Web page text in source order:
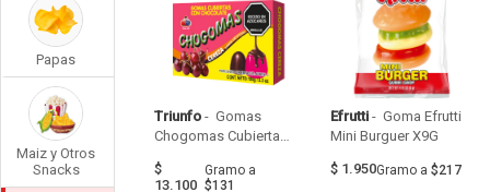
Papas
Maiz y Otros
Snacks
Triunfo - Gomas
Chogomas Cubiertas
$
13.100
Gramo a
$131
Efrutti - Goma Efrutti
$ 1.950Gramo a$217